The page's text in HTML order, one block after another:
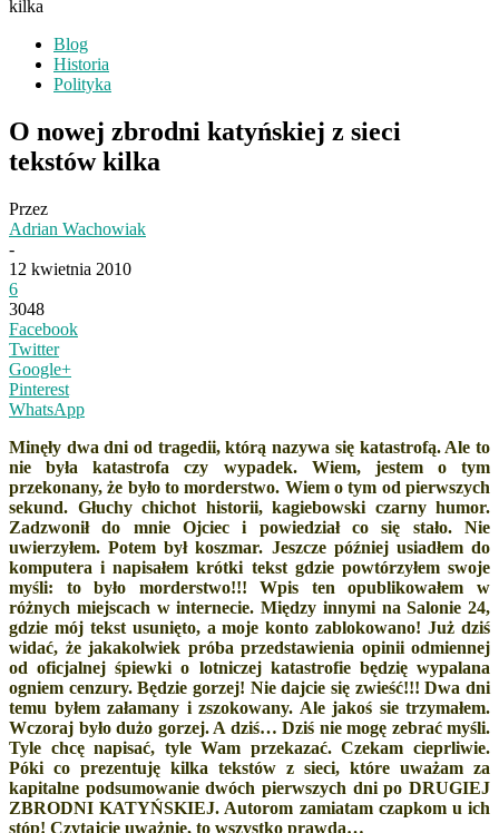
kilka
Blog
Historia
Polityka
O nowej zbrodni katyńskiej z sieci
tekstów kilka
Przez
Adrian Wachowiak
-
12 kwietnia 2010
6
3048
Facebook
Twitter
Google+
Pinterest
WhatsApp
Minęły dwa dni od tragedii, którą nazywa się katastrofą. Ale to
nie była katastrofa czy wypadek. Wiem, jestem o tym
przekonany, że było to morderstwo. Wiem o tym od pierwszych
sekund. Głuchy chichot historii, kagiebowski czarny humor.
Zadzwonił do mnie Ojciec i powiedział co się stało. Nie
uwierzyłem. Potem był koszmar. Jeszcze później usiadłem do
komputera i napisałem krótki tekst gdzie powtórzyłem swoje
myśli: to było morderstwo!!! Wpis ten opublikowałem w
różnych miejscach w internecie. Między innymi na Salonie 24,
gdzie mój tekst usunięto, a moje konto zablokowano! Już dziś
widać, że jakakolwiek próba przedstawienia opinii odmiennej
od oficjalnej śpiewki o lotniczej katastrofie będzię wypalana
ogniem cenzury. Będzie gorzej! Nie dajcie się zwieść!!! Dwa dni
temu byłem załamany i zszokowany. Ale jakoś sie trzymałem.
Wczoraj było dużo gorzej. A dziś… Dziś nie mogę zebrać myśli.
Tyle chcę napisać, tyle Wam przekazać. Czekam cieprliwie.
Póki co prezentuję kilka tekstów z sieci, które uważam za
kapitalne podsumowanie dwóch pierwszych dni po DRUGIEJ
ZBRODNI KATYŃSKIEJ. Autorom zamiatam czapkom u ich
stóp! Czytajcie uważnie, to wszystko prawda…